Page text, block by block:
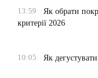
13:59
Як обрати
критерії 2026
10:05
Як